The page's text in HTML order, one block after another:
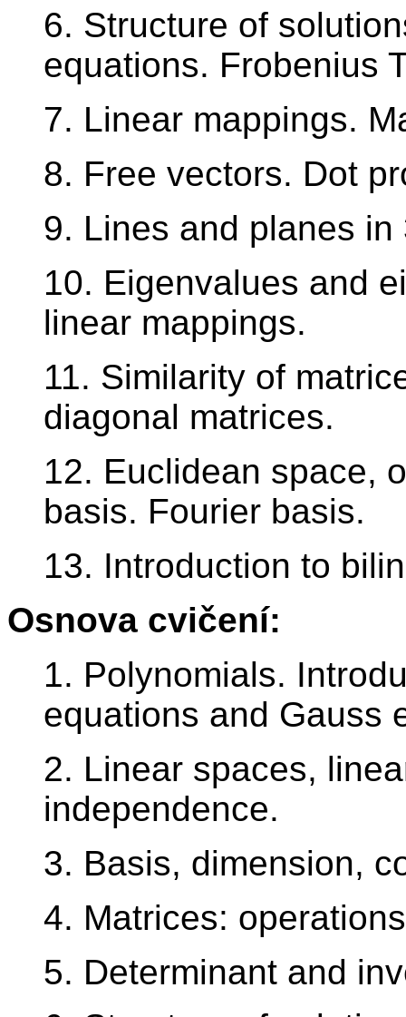
6. Structure of
equations. Frobenius
7. Linear mappings.
8. Free vectors. Dot
9. Lines and planes
10. Eigenvalues and
linear mappings.
11. Similarity of
diagonal matrices.
12. Euclidean space,
basis. Fourier basis.
13. Introduction to
Osnova cvičení:
1. Polynomials.
equations and Gauss
2. Linear spaces,
independence.
3. Basis, dimension,
4. Matrices:
5. Determinant and